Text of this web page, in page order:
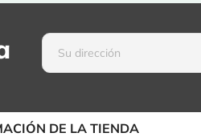
DE LA TIENDA